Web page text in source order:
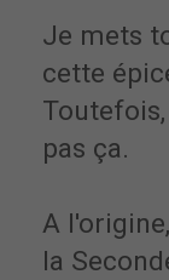
Je mets
cette
pas ça.
A
la